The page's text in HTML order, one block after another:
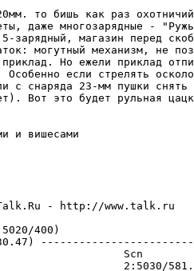
то бишь как раз
даже многозарядные -
зарядный, магазин перед
могутный механизм, не
Но ежели приклад
если стрелять
с снаряда 23-мм пушки
Вот это будет рульная
и вишесами
Talk.Ru - http://www.talk.ru
400)
30.47)
651
2:5030/